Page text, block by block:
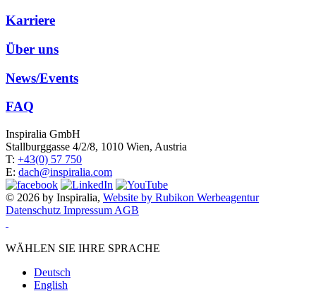
Karriere
Über uns
News/Events
FAQ
Inspiralia GmbH
Stallburggasse 4/2/8, 1010 Wien, Austria
T: +43(0) 57 750
E: dach@inspiralia.com
© 2026 by Inspiralia, Website by Rubikon Werbeagentur
Datenschutz Impressum AGB
WÄHLEN SIE IHRE SPRACHE
Deutsch
English